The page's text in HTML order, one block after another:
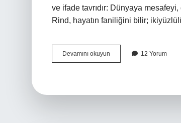
ve ifade tavrıdır: Dünyaya
Rind, hayatın faniliğini bilir;
Devamını okuyun Rindane
tarz
12 Yorum